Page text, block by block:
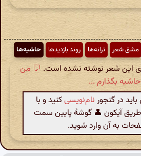
مشق شعر ترانه‌ها روند بازدیدها حاشیه‌ها
این شعر نوشته نشده است. 💬 من
حاشیه بگذارم ...
در گنجور نام‌نویسیکنید و با
طریق آیکون 👤 گوشهٔ پایین سمت
به آن وارد شوید.